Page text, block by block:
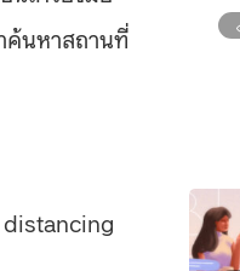
ค้นหาสถานที่
distancing